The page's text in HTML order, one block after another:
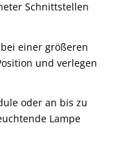
Schnittstellen
einer größeren
und verlegen
oder an bis zu
Lampe